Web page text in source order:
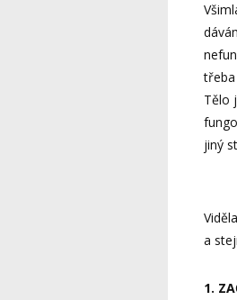
třeba
Tělo
jiný
a
1.